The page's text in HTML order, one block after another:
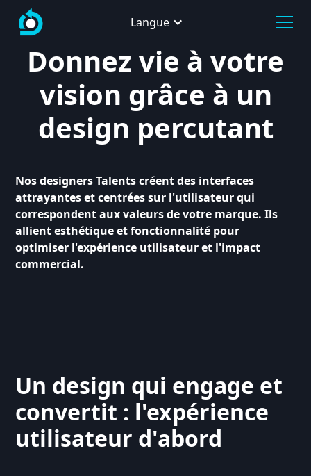
Langue
Donnez vie à votre
vision grâce à un
design percutant
Nos designers Talents créent des interfaces
attrayantes et centrées sur l'utilisateur qui
correspondent aux valeurs de votre marque. Ils
allient esthétique et fonctionnalité pour
optimiser l'expérience utilisateur et l'impact
commercial.
Un design qui engage et
convertit : l'expérience
utilisateur d'abord